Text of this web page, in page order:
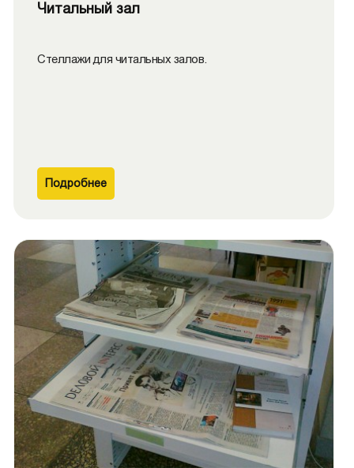
Читальный зал
Стеллажи для читальных залов.
Подробнее